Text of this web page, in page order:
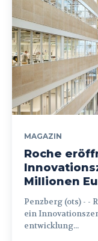
MAGAZIN
Roche
Millionen
Penzberg (ots) - - Roche investiert 300 Millionen Euro in
ein
entwicklung...